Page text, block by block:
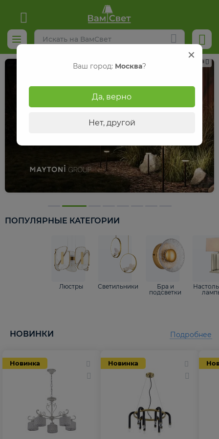
Реклама
ПОПУЛЯРНЫЕ КАТЕГОРИИ
Люстры Светильники
Бра и
подсветки
НОВИНКИ
Новинка Новинка
Подробнее
Ваш город: Москва?
Да, верно
Нет, другой